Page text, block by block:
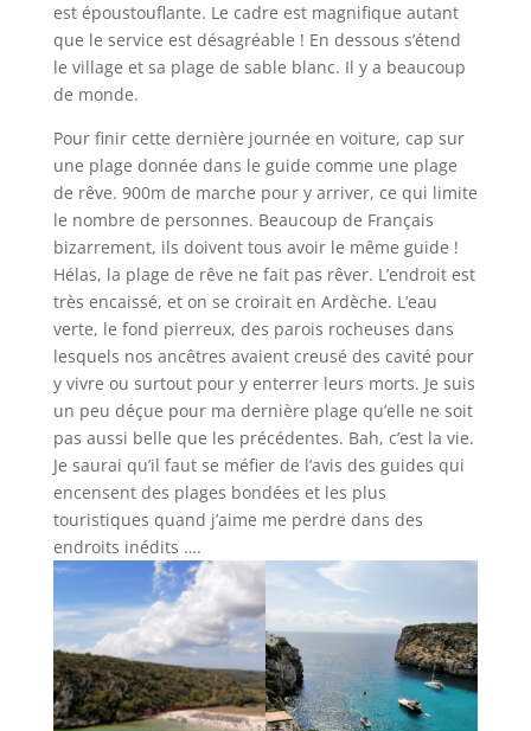
est époustouflante. Le cadre est magnifique autant
que le service est désagréable ! En dessous s’étend
le village et sa plage de sable blanc. Il y a beaucoup
de monde.
Pour finir cette dernière journée en voiture, cap sur
une plage donnée dans le guide comme une plage
de rêve. 900m de marche pour y arriver, ce qui limite
le nombre de personnes. Beaucoup de Français
bizarrement, ils doivent tous avoir le même guide !
Hélas, la plage de rêve ne fait pas rêver. L’endroit est
très encaissé, et on se croirait en Ardèche. L’eau
verte, le fond pierreux, des parois rocheuses dans
lesquels nos ancêtres avaient creusé des cavité pour
y vivre ou surtout pour y enterrer leurs morts. Je suis
un peu déçue pour ma dernière plage qu’elle ne soit
pas aussi belle que les précédentes. Bah, c’est la vie.
Je saurai qu’il faut se méfier de l’avis des guides qui
encensent des plages bondées et les plus
touristiques quand j’aime me perdre dans des
endroits inédits ….